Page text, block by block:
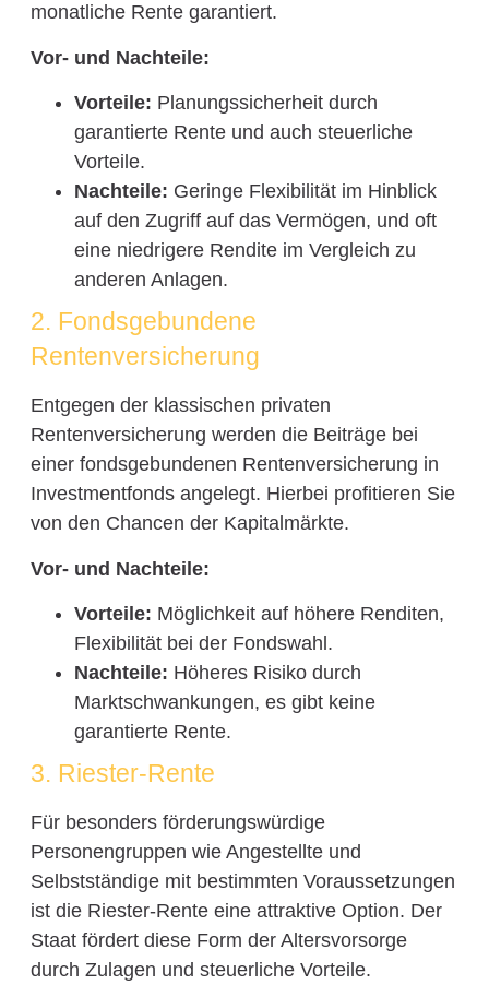
monatliche Rente garantiert.
Vor- und Nachteile:
Vorteile: Planungssicherheit durch
garantierte Rente und auch steuerliche
Vorteile.
Nachteile: Geringe Flexibilität im Hinblick
auf den Zugriff auf das Vermögen, und oft
eine niedrigere Rendite im Vergleich zu
anderen Anlagen.
2. Fondsgebundene
Rentenversicherung
Entgegen der klassischen privaten
Rentenversicherung werden die Beiträge bei
einer fondsgebundenen Rentenversicherung in
Investmentfonds angelegt. Hierbei profitieren Sie
von den Chancen der Kapitalmärkte.
Vor- und Nachteile:
Vorteile: Möglichkeit auf höhere Renditen,
Flexibilität bei der Fondswahl.
Nachteile: Höheres Risiko durch
Marktschwankungen, es gibt keine
garantierte Rente.
3. Riester-Rente
Für besonders förderungswürdige
Personengruppen wie Angestellte und
Selbstständige mit bestimmten Voraussetzungen
ist die Riester-Rente eine attraktive Option. Der
Staat fördert diese Form der Altersvorsorge
durch Zulagen und steuerliche Vorteile.